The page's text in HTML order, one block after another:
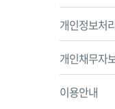
개인정보처
개인채무자
이용안내